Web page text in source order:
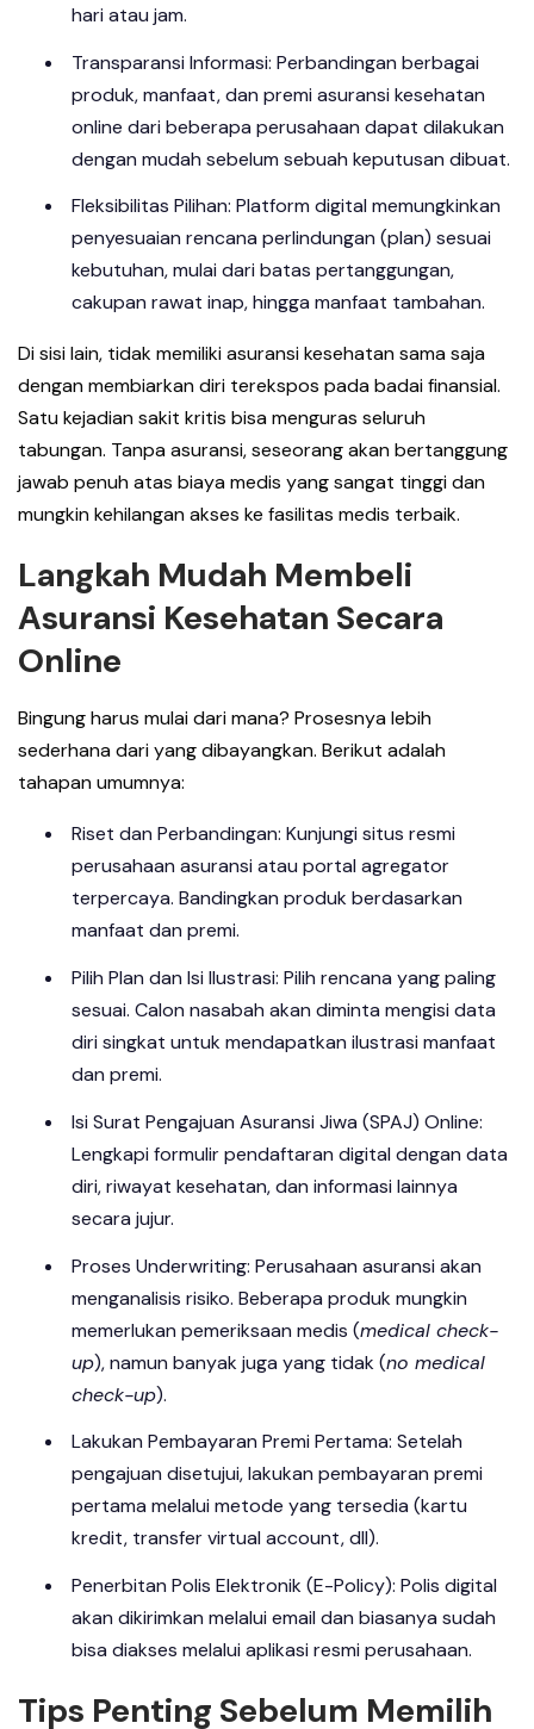
hari atau jam.
Transparansi Informasi: Perbandingan berbagai
produk, manfaat, dan premi asuransi kesehatan
online dari beberapa perusahaan dapat dilakukan
dengan mudah sebelum sebuah keputusan dibuat.
Fleksibilitas Pilihan: Platform digital memungkinkan
penyesuaian rencana perlindungan (plan) sesuai
kebutuhan, mulai dari batas pertanggungan,
cakupan rawat inap, hingga manfaat tambahan.
Di sisi lain, tidak memiliki asuransi kesehatan sama saja
dengan membiarkan diri terekspos pada badai finansial.
Satu kejadian sakit kritis bisa menguras seluruh
tabungan. Tanpa asuransi, seseorang akan bertanggung
jawab penuh atas biaya medis yang sangat tinggi dan
mungkin kehilangan akses ke fasilitas medis terbaik.
Langkah Mudah Membeli
Asuransi Kesehatan Secara
Online
Bingung harus mulai dari mana? Prosesnya lebih
sederhana dari yang dibayangkan. Berikut adalah
tahapan umumnya:
Riset dan Perbandingan: Kunjungi situs resmi
perusahaan asuransi atau portal agregator
terpercaya. Bandingkan produk berdasarkan
manfaat dan premi.
Pilih Plan dan Isi Ilustrasi: Pilih rencana yang paling
sesuai. Calon nasabah akan diminta mengisi data
diri singkat untuk mendapatkan ilustrasi manfaat
dan premi.
Isi Surat Pengajuan Asuransi Jiwa (SPAJ) Online:
Lengkapi formulir pendaftaran digital dengan data
diri, riwayat kesehatan, dan informasi lainnya
secara jujur.
Proses Underwriting: Perusahaan asuransi akan
menganalisis risiko. Beberapa produk mungkin
memerlukan pemeriksaan medis (medical check-
up), namun banyak juga yang tidak (no medical
check-up).
Lakukan Pembayaran Premi Pertama: Setelah
pengajuan disetujui, lakukan pembayaran premi
pertama melalui metode yang tersedia (kartu
kredit, transfer virtual account, dll).
Penerbitan Polis Elektronik (E-Policy): Polis digital
akan dikirimkan melalui email dan biasanya sudah
bisa diakses melalui aplikasi resmi perusahaan.
Tips Penting Sebelum Memilih